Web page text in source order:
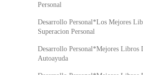
Personal
Desarrollo Personal*Los Mejores
Superacion Personal
Desarrollo Personal*Mejores Libros
Autoayuda